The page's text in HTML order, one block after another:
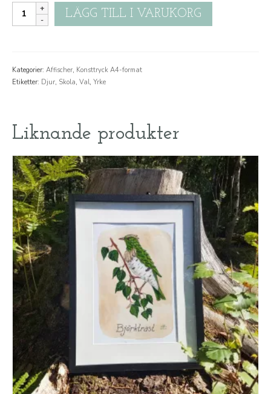
Skolval
mängd
LÄGG TILL I VARUKORG
Kategorier: Affischer, Konsttryck A4-format
Etiketter: Djur, Skola, Val, Yrke
Liknande produkter